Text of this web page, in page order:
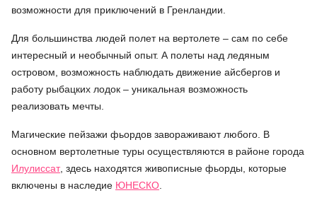
возможности для приключений в Гренландии.
Для большинства людей полет на вертолете – сам по себе
интересный и необычный опыт. А полеты над ледяным
островом, возможность наблюдать движение айсбергов и
работу рыбацких лодок – уникальная возможность
реализовать мечты.
Магические пейзажи фьордов завораживают любого. В
основном вертолетные туры осуществляются в районе города
Илулиссат, здесь находятся живописные фьорды, которые
включены в наследие ЮНЕСКО.